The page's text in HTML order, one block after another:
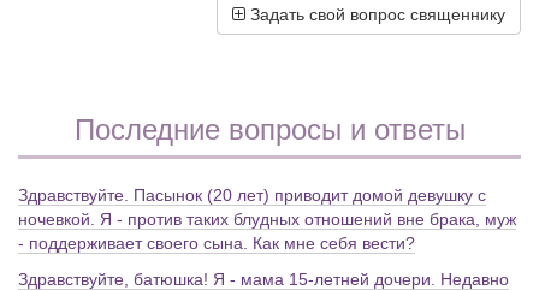
Задать свой вопрос священнику
Последние вопросы и ответы
Здравствуйте. Пасынок (20 лет) приводит домой девушку с
ночевкой. Я - против таких блудных отношений вне брака, муж
- поддерживает своего сына. Как мне себя вести?
Здравствуйте, батюшка! Я - мама 15-летней дочери. Недавно